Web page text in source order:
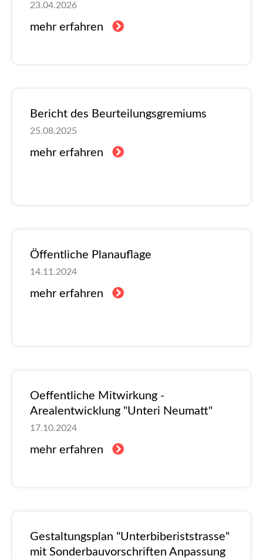
23.04.2026
mehr erfahren
Bericht des Beurteilungsgremiums
25.08.2025
mehr erfahren
Öffentliche Planauflage
14.11.2024
mehr erfahren
Oeffentliche Mitwirkung -
Arealentwicklung "Unteri Neumatt"
17.10.2024
mehr erfahren
Gestaltungsplan "Unterbiberiststrasse"
mit Sonderbauvorschriften Anpassung